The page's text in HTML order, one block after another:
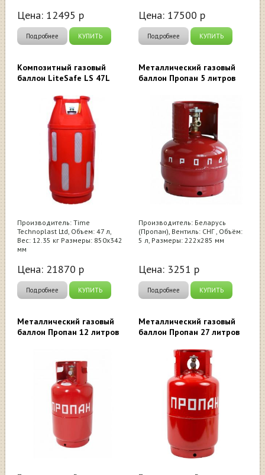
Цена: 12495 р
Подробнее КУПИТЬ
Цена: 17500 р
Подробнее КУПИТЬ
Композитный газовый
баллон LiteSafe LS 47L
Производитель: Time
Technoplast Ltd, Объем: 47 л,
Вес: 12.35 кг Размеры: 850х342
мм
Цена: 21870 р
Подробнее КУПИТЬ
Металлический газовый
баллон Пропан 5 литров
Производитель: Беларусь
(Пропан), Вентиль: СНГ , Объём:
5 л, Размеры: 222х285 мм
Цена: 3251 р
Подробнее КУПИТЬ
Металлический газовый
баллон Пропан 12 литров
Металлический газовый
баллон Пропан 27 литров